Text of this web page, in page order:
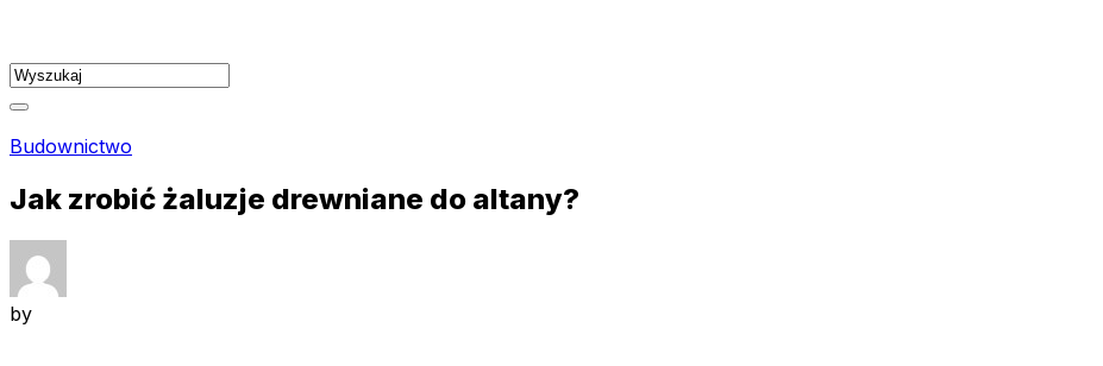
content
Budownictwo
Jak zrobić żaluzje drewniane do altany?
by